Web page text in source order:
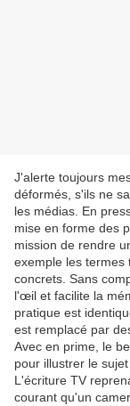
J'alerte toujours
déformés, s'ils ne
les médias. En
mise en forme des
mission de rendre
exemple les termes
concrets. Sans
l'œil et facilite la
pratique est
est remplacé par
Avec en prime, le
pour illustrer le
L'écriture TV
courant qu'un